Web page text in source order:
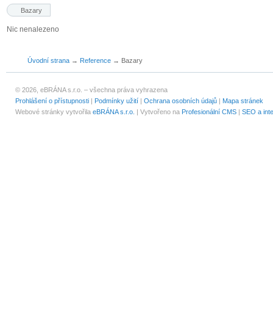
Bazary
Nic nenalezeno
Úvodní strana → Reference → Bazary
© 2026, eBRÁNA s.r.o. – všechna práva vyhrazena
Prohlášení o přístupnosti | Podmínky užití | Ochrana osobních údajů | Mapa stránek
Webové stránky vytvořila eBRÁNA s.r.o. | Vytvořeno na Profesionální CMS | SEO a